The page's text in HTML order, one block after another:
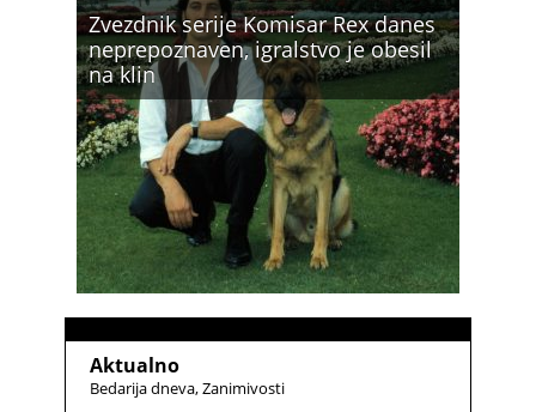
Zvezdnik serije Komisar Rex danes
neprepoznaven, igralstvo je obesil
na klin
Aktualno
Bedarija dneva Zanimivosti